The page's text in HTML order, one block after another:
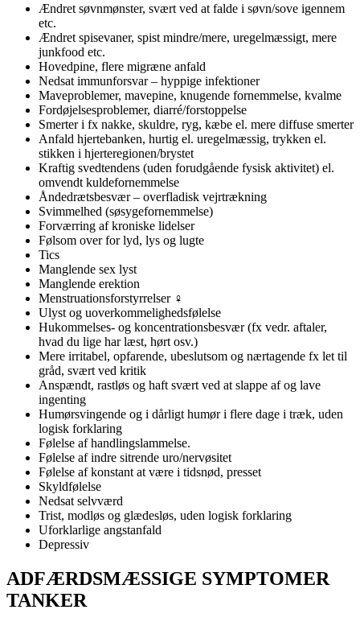
Ændret søvnmønster, svært ved at falde i søvn/sove igennem
etc.
Ændret spisevaner, spist mindre/mere, uregelmæssigt, mere
junkfood etc.
Hovedpine, flere migræne anfald
Nedsat immunforsvar – hyppige infektioner
Maveproblemer, mavepine, knugende fornemmelse, kvalme
Fordøjelsesproblemer, diarré/forstoppelse
Smerter i fx nakke, skuldre, ryg, kæbe el. mere diffuse smerter
Anfald hjertebanken, hurtig el. uregelmæssig, trykken el.
stikken i hjerteregionen/brystet
Kraftig svedtendens (uden forudgående fysisk aktivitet) el.
omvendt kuldefornemmelse
Åndedrætsbesvær – overfladisk vejrtrækning
Svimmelhed (søsygefornemmelse)
Forværring af kroniske lidelser
Følsom over for lyd, lys og lugte
Tics
Manglende sex lyst
Manglende erektion
Menstruationsforstyrrelser ♀
Ulyst og uoverkommelighedsfølelse
Hukommelses- og koncentrationsbesvær (fx vedr. aftaler,
hvad du lige har læst, hørt osv.)
Mere irritabel, opfarende, ubeslutsom og nærtagende fx let til
gråd, svært ved kritik
Anspændt, rastløs og haft svært ved at slappe af og lave
ingenting
Humørsvingende og i dårligt humør i flere dage i træk, uden
logisk forklaring
Følelse af handlingslammelse.
Følelse af indre sitrende uro/nervøsitet
Følelse af konstant at være i tidsnød, presset
Skyldfølelse
Nedsat selvværd
Trist, modløs og glædesløs, uden logisk forklaring
Uforklarlige angstanfald
Depressiv
ADFÆRDSMÆSSIGE SYMPTOMER
TANKER